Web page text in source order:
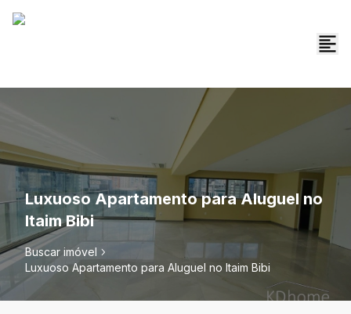
Luxuoso Apartamento para Aluguel no
Itaim Bibi
Buscar imóvel
Luxuoso Apartamento para Aluguel no Itaim Bibi